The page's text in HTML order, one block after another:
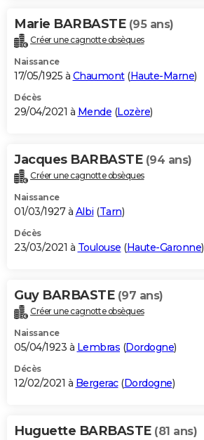
Marie BARBASTE (95 ans)
Créer une cagnotte obsèques
Naissance
17/05/1925 à Chaumont(Haute-Marne)
Décès
29/04/2021 à Mende (Lozère)
Jacques BARBASTE (94 ans)
Créer une cagnotte obsèques
Naissance
01/03/1927 à Albi (Tarn)
Décès
23/03/2021 à Toulouse (Haute-Garonne)
Guy BARBASTE (97 ans)
Créer une cagnotte obsèques
Naissance
05/04/1923 à Lembras (Dordogne)
Décès
12/02/2021 à Bergerac(Dordogne)
Huguette BARBASTE (81 ans)